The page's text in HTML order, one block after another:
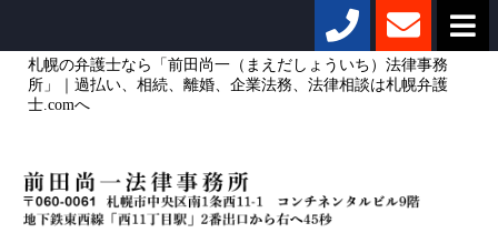
札幌の弁護士なら「前田尚一（まえだしょういち）法律事務
所」｜過払い、相続、離婚、企業法務、法律相談は札幌弁護
士.comへ